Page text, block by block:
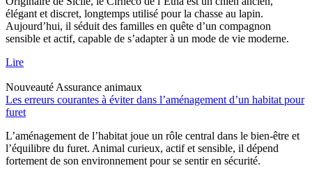
élégant et discret, longtemps utilisé pour la chasse au lapin.
Aujourd’hui, il séduit des familles en quête d’un compagnon
sensible et actif, capable de s’adapter à un mode de vie moderne.
Lire
Nouveauté Assurance animaux
Les erreurs courantes à éviter dans l’aménagement d’un habitat pour
furet
L’aménagement de l’habitat joue un rôle central dans le bien-être et
l’équilibre du furet. Animal curieux, actif et sensible, il dépend
fortement de son environnement pour se sentir en sécurité.